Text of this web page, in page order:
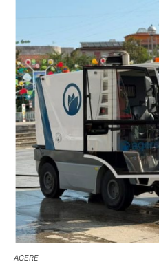
AGERE